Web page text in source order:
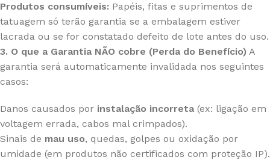
Produtos consumíveis: Papéis, fitas e suprimentos de
tatuagem só terão garantia se a embalagem estiver
lacrada ou se for constatado defeito de lote antes do uso.
3. O que a Garantia NÃO cobre (Perda do Benefício) A
garantia será automaticamente invalidada nos seguintes
casos:
Danos causados por instalação incorreta (ex: ligação em
voltagem errada, cabos mal crimpados).
Sinais de mau uso, quedas, golpes ou oxidação por
umidade (em produtos não certificados com proteção IP).